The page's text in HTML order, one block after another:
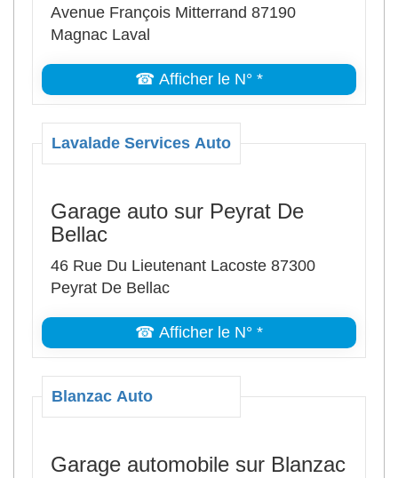
Avenue François Mitterrand 87190
Magnac Laval
☎ Afficher le N° *
Lavalade Services Auto
Garage auto sur Peyrat De
Bellac
46 Rue Du Lieutenant Lacoste 87300
Peyrat De Bellac
☎ Afficher le N° *
Blanzac Auto
Garage automobile sur Blanzac